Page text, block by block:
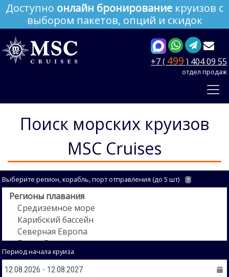
Доступно онлайн бронирование круизов с
выбором пакетов, опций и скидок
+7 ( 499 ) 404 09 55
отдел продаж
Поиск морских круизов
MSC Cruises
Выберите регион, корабль, порт отправления (до 5 шт) ?
Период начала круиза